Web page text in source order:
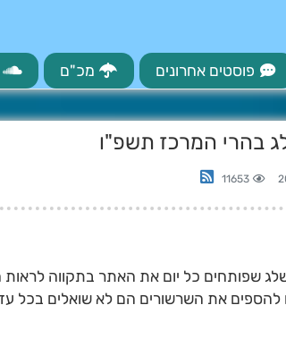
פוסטים אחרונים מכ"ם
בהרי המרכז תשפ"ו
11653
שפותחים כל יום את האתר בתקווה לראות
להספים את השרשורים הם לא שואלים בכל